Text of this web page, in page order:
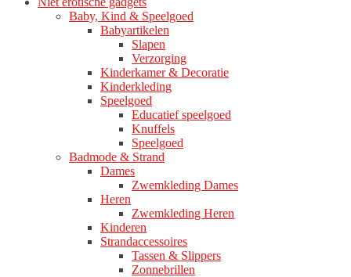
Baby, Kind & Speelgoed
Babyartikelen
Slapen
Verzorging
Kinderkamer & Decoratie
Kinderkleding
Speelgoed
Educatief speelgoed
Knuffels
Speelgoed
Badmode & Strand
Dames
Zwemkleding Dames
Heren
Zwemkleding Heren
Kinderen
Strandaccessoires
Tassen & Slippers
Zonnebrillen